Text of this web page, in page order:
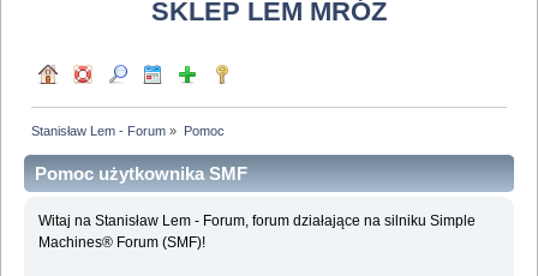
SKLEP LEM MRÓZ
Stanisław Lem - Forum » Pomoc
Pomoc użytkownika SMF
Witaj na Stanisław Lem - Forum, forum działające na silniku Simple
Machines® Forum (SMF)!